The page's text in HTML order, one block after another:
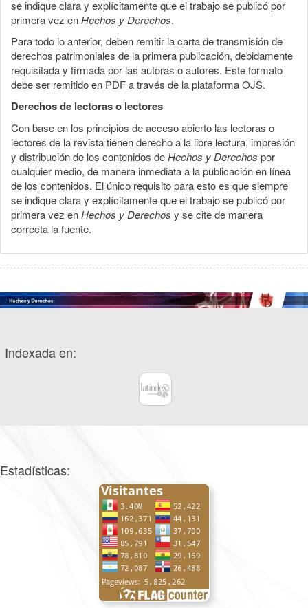
se indique clara y explícitamente que el trabajo se publicó por
primera vez enHechos y Derechos.
Para todo lo anterior, deben remitir la carta de transmisión de
derechos patrimoniales de la primera publicación, debidamente
requisitada y firmada por las autoras o autores. Este formato
debe ser remitido en PDF a través de la plataforma OJS.
Derechos de lectoras o lectores
Con base en los principios de acceso abierto las lectoras o
lectores de la revista tienen derecho a la libre lectura, impresión
y distribución de los contenidos deHechos y Derechos por
cualquier medio, de manera inmediata a la publicación en línea
de los contenidos. El único requisito para esto es que siempre
se indique clara y explícitamente que el trabajo se publicó por
primera vez enHechos y Derechos y se cite de manera
correcta la fuente.
Indexada en:
Estadísticas: